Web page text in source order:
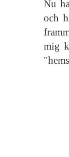
Nu
och
mig